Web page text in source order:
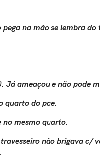
na mão se lembra do
Já ameaçou e não pode
quarto do pae.
no mesmo quarto.
não brigava c/